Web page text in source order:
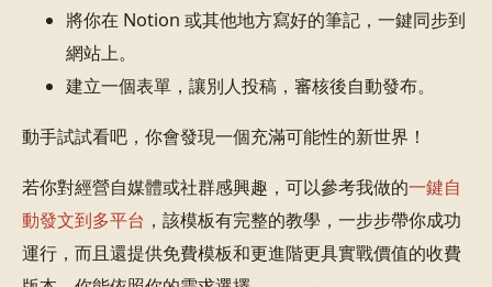
將你在 Notion 或其他地方寫好的筆記，一鍵同步到
網站上。
建立一個表單，讓別人投稿，審核後自動發布。
動手試試看吧，你會發現一個充滿可能性的新世界！
若你對經營自媒體或社群感興趣，可以參考我做的一鍵自
動發文到多平台 ，該模板有完整的教學，一步步帶你成功
運行，而且還提供免費模板和更進階更具實戰價值的收費